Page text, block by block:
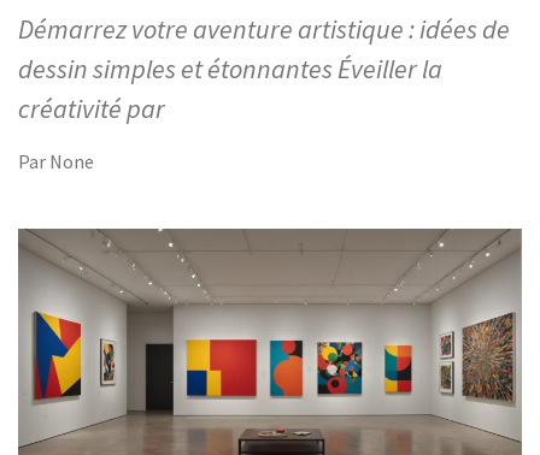
Démarrez votre aventure artistique : idées de
dessin simples et étonnantes Éveiller la
créativité par
Par None